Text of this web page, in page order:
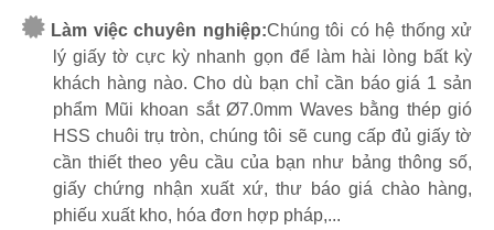
Làm việc chuyên nghiệp:Chúng tôi có hệ thống xử
lý giấy tờ cực kỳ nhanh gọn để làm hài lòng bất kỳ
khách hàng nào. Cho dù bạn chỉ cần báo giá 1 sản
phẩm Mũi khoan sắt Ø7.0mm Waves bằng thép gió
HSS chuôi trụ tròn, chúng tôi sẽ cung cấp đủ giấy tờ
cần thiết theo yêu cầu của bạn như bảng thông số,
giấy chứng nhận xuất xứ, thư báo giá chào hàng,
phiếu xuất kho, hóa đơn hợp pháp,...